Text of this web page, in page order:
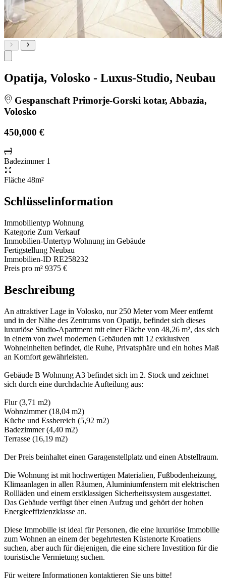
Opatija, Volosko - Luxus-Studio, Neubau
Gespanschaft Primorje-Gorski kotar, Abbazia,
Volosko
450,000 €
Badezimmer 1
Fläche 48m²
Schlüsselinformation
Immobilientyp Wohnung
Kategorie Zum Verkauf
Immobilien-Untertyp Wohnung im Gebäude
Fertigstellung Neubau
Immobilien-ID RE258232
Preis pro m² 9375 €
Beschreibung
An attraktiver Lage in Volosko, nur 250 Meter vom Meer entfernt
und in der Nähe des Zentrums von Opatija, befindet sich dieses
luxuriöse Studio-Apartment mit einer Fläche von 48,26 m², das sich
in einem von zwei modernen Gebäuden mit 12 exklusiven
Wohneinheiten befindet, die Ruhe, Privatsphäre und ein hohes Maß
an Komfort gewährleisten.
Gebäude B Wohnung A3 befindet sich im 2. Stock und zeichnet
sich durch eine durchdachte Aufteilung aus:
Flur (3,71 m2)
Wohnzimmer (18,04 m2)
Küche und Essbereich (5,92 m2)
Badezimmer (4,40 m2)
Terrasse (16,19 m2)
Der Preis beinhaltet einen Garagenstellplatz und einen Abstellraum.
Die Wohnung ist mit hochwertigen Materialien, Fußbodenheizung,
Klimaanlagen in allen Räumen, Aluminiumfenstern mit elektrischen
Rollläden und einem erstklassigen Sicherheitssystem ausgestattet.
Das Gebäude verfügt über einen Aufzug und gehört der hohen
Energieeffizienzklasse an.
Diese Immobilie ist ideal für Personen, die eine luxuriöse Immobilie
zum Wohnen an einem der begehrtesten Küstenorte Kroatiens
suchen, aber auch für diejenigen, die eine sichere Investition für die
touristische Vermietung suchen.
Für weitere Informationen kontaktieren Sie uns bitte!